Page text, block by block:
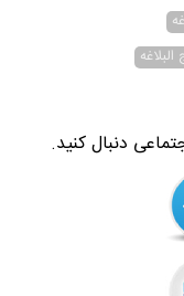
دنبال کنید.